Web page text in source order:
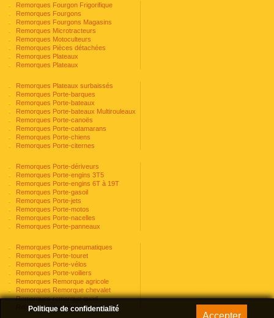
Remorques Fourgon Frigorifique
Remorques Fourgons
Remorques Fourgons Magasins
Remorques Microtracteurs
Remorques Motoculteurs
Remorques Pièces détachées
Remorques Plateaux
Remorques Plateaux
Remorques Plateaux surbaissés
Remorques Porte-barques
Remorques Porte-bateaux
Remorques Porte-bateaux Multirouleaux
Remorques Porte-canoës
Remorques Porte-catamarans
Remorques Porte-chiens
Remorques Porte-citernes
Remorques Porte-dériveurs
Remorques Porte-engins 3T5
Remorques Porte-engins 6T à 19T
Remorques Porte-gasoil
Remorques Porte-jets
Remorques Porte-motos
Remorques Porte-nacelles
Remorques Porte-panneaux
Remorques Porte-pneumatiques
Remorques Porte-touret
Remorques Porte-vélos
Remorques Porte-voiliers
Remorques Remorque agricole
Remorques Remorque chevalet
Remorques remorque quad
Remorques remorque voiture
Politique de confidentialité